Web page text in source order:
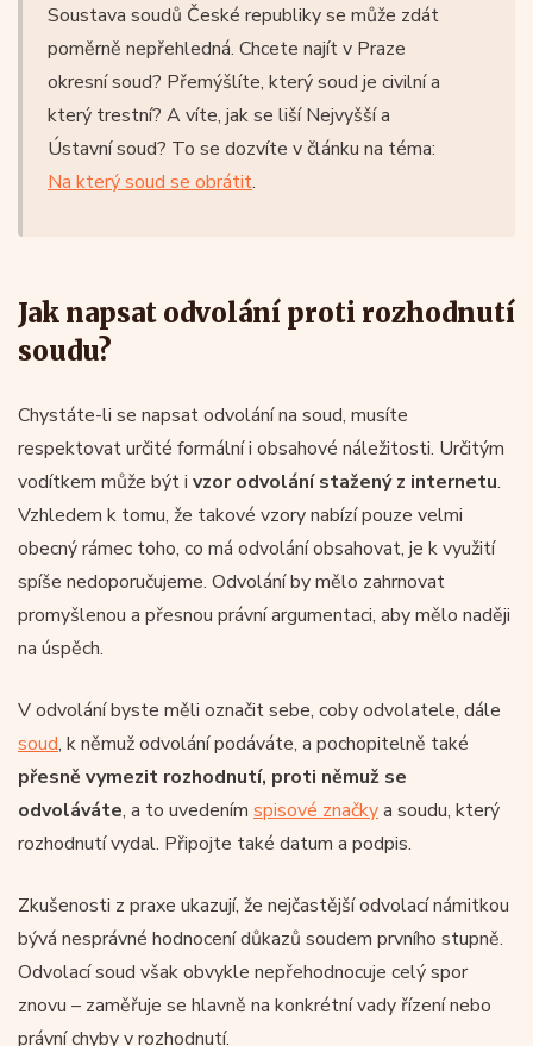
Soustava soudů České republiky se může zdát
poměrně nepřehledná. Chcete najít v Praze
okresní soud? Přemýšlíte, který soud je civilní a
který trestní? A víte, jak se liší Nejvyšší a
Ústavní soud? To se dozvíte v článku na téma:
Na který soud se obrátit.
Jak napsat odvolání proti rozhodnutí
soudu?
Chystáte-li se napsat odvolání na soud, musíte
respektovat určité formální i obsahové náležitosti. Určitým
vodítkem může být i vzor odvolání stažený z internetu.
Vzhledem k tomu, že takové vzory nabízí pouze velmi
obecný rámec toho, co má odvolání obsahovat, je k využití
spíše nedoporučujeme. Odvolání by mělo zahrnovat
promyšlenou a přesnou právní argumentaci, aby mělo naději
na úspěch.
V odvolání byste měli označit sebe, coby odvolatele, dále
soud, k němuž odvolání podáváte, a pochopitelně také
přesně vymezit rozhodnutí, proti němuž se
odvoláváte, a to uvedením spisové značkya soudu, který
rozhodnutí vydal. Připojte také datum a podpis.
Zkušenosti z praxe ukazují, že nejčastější odvolací námitkou
bývá nesprávné hodnocení důkazů soudem prvního stupně.
Odvolací soud však obvykle nepřehodnocuje celý spor
znovu – zaměřuje se hlavně na konkrétní vady řízení nebo
právní chyby v rozhodnutí.